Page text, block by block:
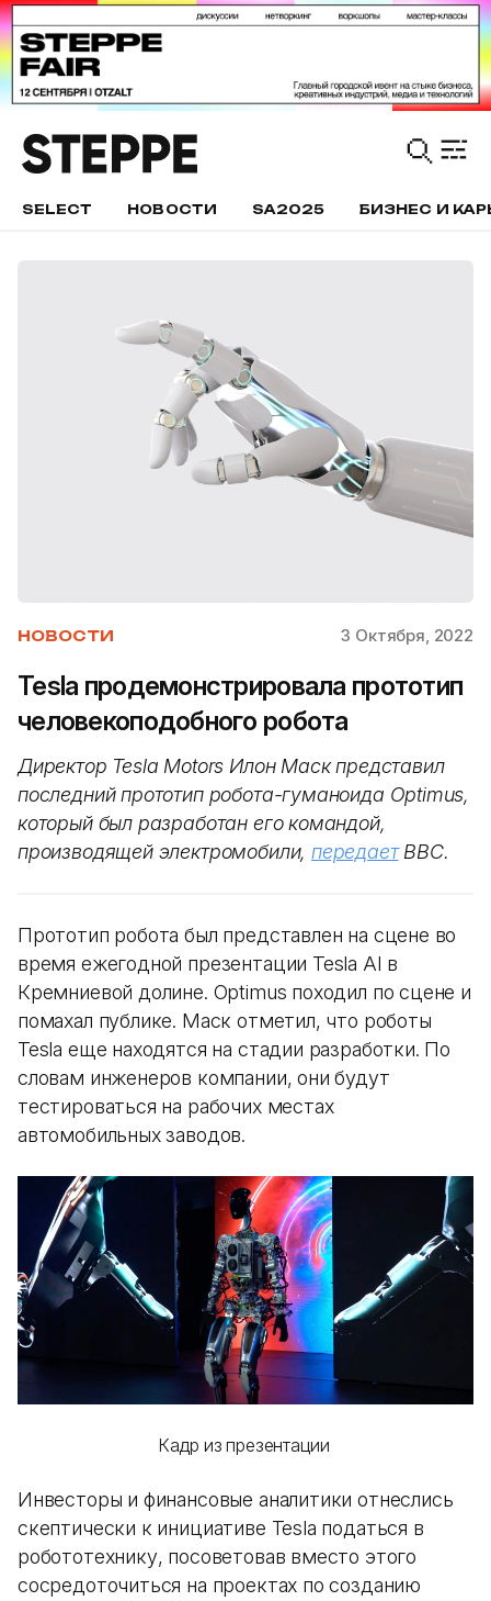
SELECT НОВОСТИ SA2025 БИЗНЕС И
НОВОСТИ 3 Октября, 2022
Tesla продемонстрировала прототип
человекоподобного робота
Директор Tesla Motors Илон Маск представил
последний прототип робота-гуманоида Optimus,
который был разработан его командой,
производящей электромобили, передаетBBC.
Прототип робота был представлен на сцене во
время ежегодной презентации Tesla AI в
Кремниевой долине. Optimus походил по сцене и
помахал публике. Маск отметил, что роботы
Tesla еще находятся на стадии разработки. По
словам инженеров компании, они будут
тестироваться на рабочих местах
автомобильных заводов.
Кадр из презентации
Инвесторы и финансовые аналитики отнеслись
скептически к инициативе Tesla податься в
робототехнику, посоветовав вместо этого
сосредоточиться на проектах по созданию